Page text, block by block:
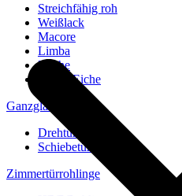
Streichfähig roh
Weißlack
Macore
Limba
Buche
europ. Eiche
Ganzglastüren
Drehtüren
Schiebetüren
Zimmertürrohlinge